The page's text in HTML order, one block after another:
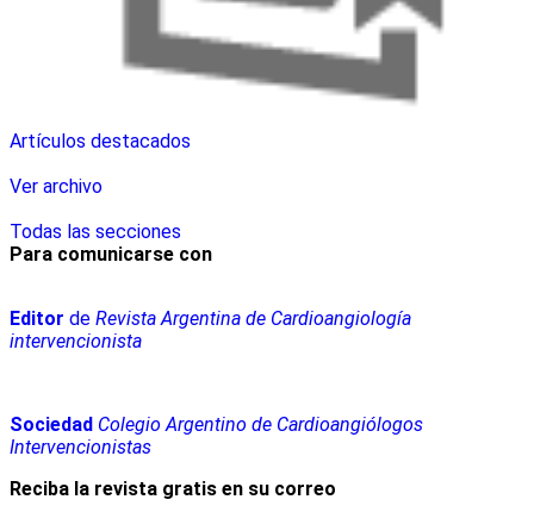
Artículos destacados
Ver archivo
Todas las secciones
Para comunicarse con
Editor de Revista Argentina de Cardioangiología
intervencionista
Sociedad Colegio Argentino de Cardioangiólogos
Intervencionistas
Reciba la revista gratis en su correo